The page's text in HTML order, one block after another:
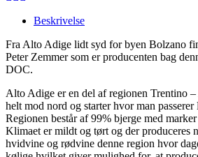
Beskrivelse
Fra Alto Adige lidt syd for byen Bolzano
Peter Zemmer som er producenten bag
DOC.
Alto Adige er en del af regionen Trentino
helt mod nord og starter hvor man
Regionen består af 99% bjerge med
Klimaet er mildt og tørt og der produceres
hvidvine og rødvine denne region hvor